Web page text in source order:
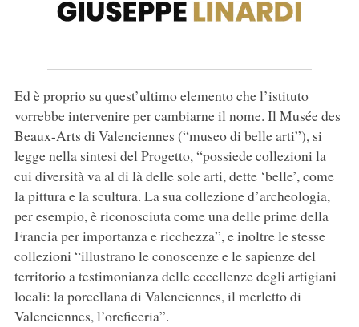
Ed è proprio su quest’ultimo elemento che l’istituto
vorrebbe intervenire per cambiarne il nome. Il Musée des
Beaux-Arts di Valenciennes (“museo di belle arti”), si
legge nella sintesi del Progetto, “possiede collezioni la
cui diversità va al di là delle sole arti, dette ‘belle’, come
la pittura e la scultura. La sua collezione d’archeologia,
per esempio, è riconosciuta come una delle prime della
Francia per importanza e ricchezza”, e inoltre le stesse
collezioni “illustrano le conoscenze e le sapienze del
territorio a testimonianza delle eccellenze degli artigiani
locali: la porcellana di Valenciennes, il merletto di
Valenciennes, l’oreficeria”.